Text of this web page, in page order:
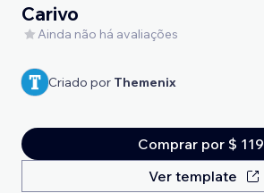
Carivo
Ainda não há avaliações
Criado por Themenix
Comprar por $ 119
Ver template